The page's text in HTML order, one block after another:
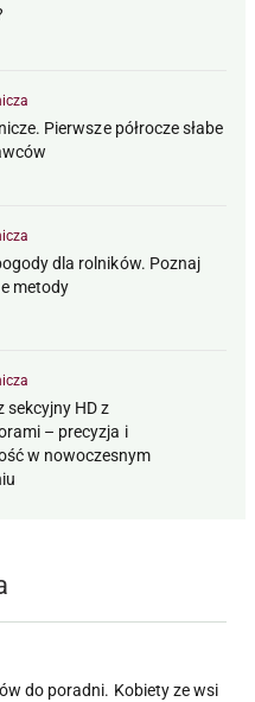
Pierwsze półrocze słabe
dla rolników. Poznaj
metody
sekcyjny HD z
– precyzja i
w nowoczesnym
do poradni. Kobiety ze wsi